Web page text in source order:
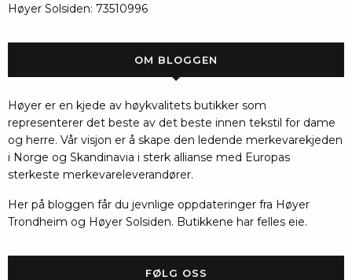
Høyer Solsiden: 73510996
OM BLOGGEN
Høyer er en kjede av høykvalitets butikker som
representerer det beste av det beste innen tekstil for dame
og herre. Vår visjon er å skape den ledende merkevarekjeden
i Norge og Skandinavia i sterk allianse med Europas
sterkeste merkevareleverandører.
Her på bloggen får du jevnlige oppdateringer fra Høyer
Trondheim og Høyer Solsiden. Butikkene har felles eie.
FØLG OSS